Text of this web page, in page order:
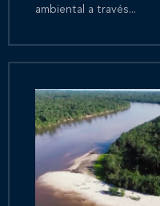
ambiental a través...